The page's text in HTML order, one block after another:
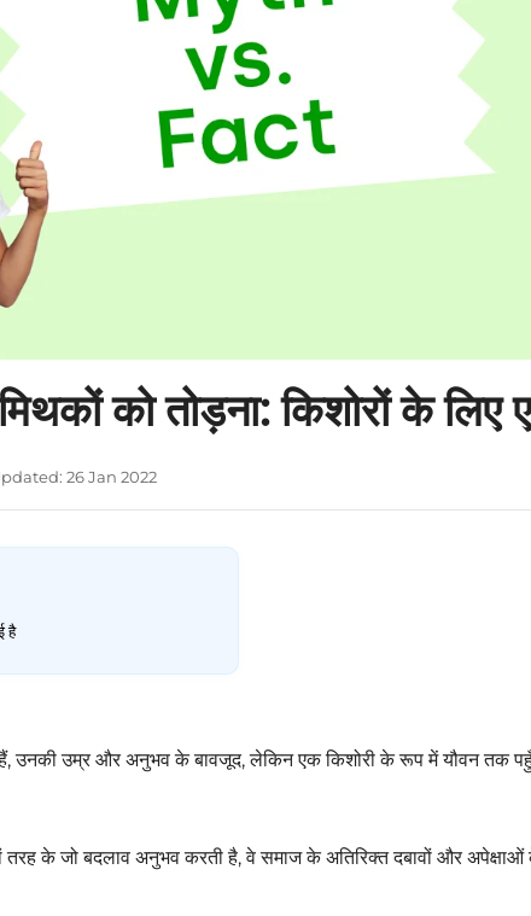
को तोड़ना: किशोरों के लिए
26 Jan 2022
है
उनकी उम्र और अनुभव के बावजूद, लेकिन एक किशोरी के रूप में यौवन तक
के जो बदलाव अनुभव करती है, वे समाज के अतिरिक्त दबावों और अपेक्षाओं